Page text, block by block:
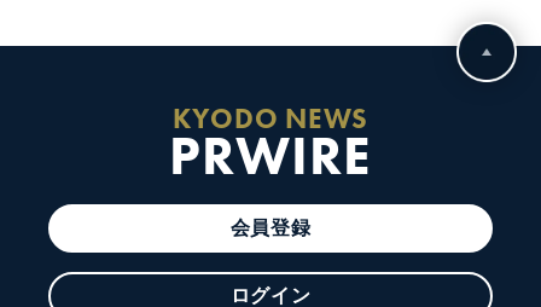
KYODO NEWS
PRWIRE
会員登録
ログイン